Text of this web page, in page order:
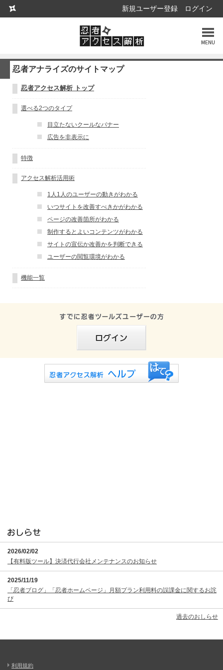
新規ユーザー登録 ログイン
忍者アナライズのサイトマップ
忍者アクセス解析 トップ
選べる2つのタイプ
目立たないクールなバナー
広告を非表示に
特徴
アクセス解析活用術
1人1人のユーザーの動きがわかる
いつサイトを改善すべきかがわかる
ページの改善箇所がわかる
制作するとよいコンテンツがわかる
サイトの宣伝か改善かを判断できる
ユーザーの閲覧環境がわかる
機能一覧
2026/02/02
【有料版ツール】決済代行会社メンテナンスのお知らせ
2025/11/19
「忍者ブログ」「忍者ホームページ」月額プラン利用料の誤課金に関するお詫
び
過去のおしらせ
MENU︎
利用規約